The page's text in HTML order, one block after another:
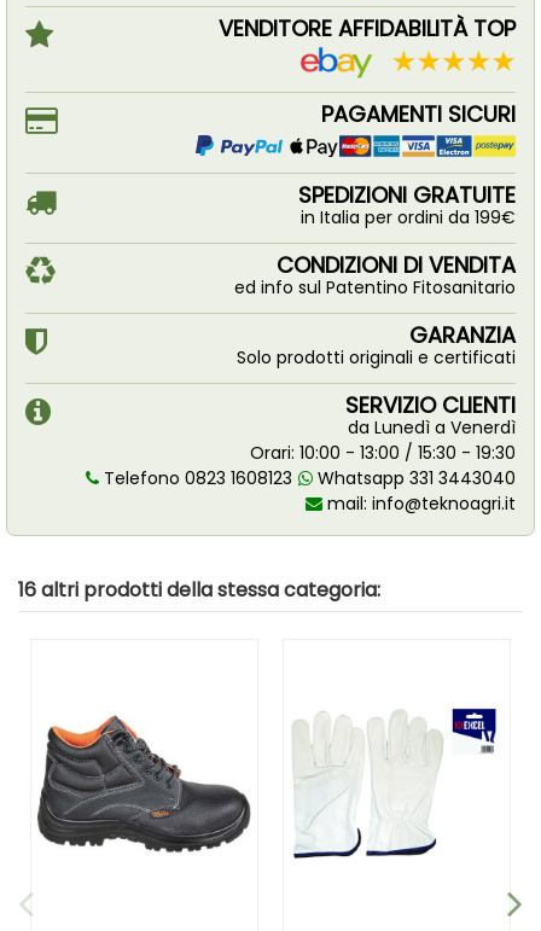
VENDITORE AFFIDABILITÀ TOP
PAGAMENTI SICURI
SPEDIZIONI GRATUITE
in Italia per ordini da 199€
CONDIZIONI DI VENDITA
ed info sul Patentino Fitosanitario
GARANZIA
Solo prodotti originali e certificati
SERVIZIO CLIENTI
da Lunedì a Venerdì
Orari: 10:00 - 13:00 / 15:30 - 19:30
Telefono 0823 1608123
Whatsapp 331 3443040
mail: info@teknoagri.it
16 altri prodotti della stessa categoria: